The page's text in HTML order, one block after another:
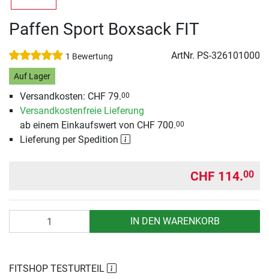
Paffen Sport Boxsack FIT
1 Bewertung ArtNr. PS-326101000
Auf Lager
Versandkosten: CHF 79.00
Versandkostenfreie Lieferung
ab einem Einkaufswert von CHF 700.00
Lieferung per Spedition
CHF 114.00
IN DEN WARENKORB
FITSHOP TESTURTEIL